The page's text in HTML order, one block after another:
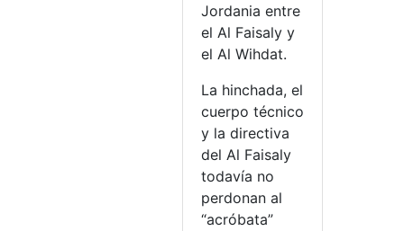
Jordania entre
el Al Faisaly y
el Al Wihdat.
La hinchada, el
cuerpo técnico
y la directiva
del Al Faisaly
todavía no
perdonan al
“acróbata”